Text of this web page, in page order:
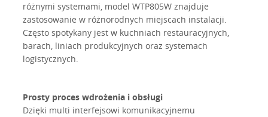
różnymi systemami, model WTP805W znajduje
zastosowanie w różnorodnych miejscach instalacji.
Często spotykany jest w kuchniach restauracyjnych,
barach, liniach produkcyjnych oraz systemach
logistycznych.
Prosty proces wdrożenia i obsługi
Dzięki multi interfejsowi komunikacyjnemu